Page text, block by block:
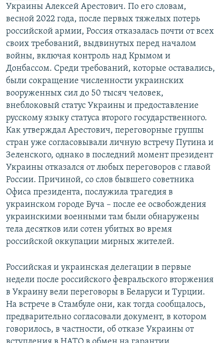
Украины Алексей Арестович. По его словам,
весной 2022 года, после первых тяжелых потерь
российской армии, Россия отказалась почти от всех
своих требований, выдвинутых перед началом
войны, включая контроль над Крымом и
Донбассом. Среди требований, которые оставались,
были сокращение численности украинских
вооруженных сил до 50 тысяч человек,
внеблоковый статус Украины и предоставление
русскому языку статуса второго государственного.
Как утверждал Арестович, переговорные группы
стран уже согласовывали личную встречу Путина и
Зеленского, однако в последний момент президент
Украины отказался от любых переговоров с главой
России. Причиной, со слов бывшего советника
Офиса президента, послужила трагедия в
украинском городе Буча – после ее освобождения
украинскими военными там были обнаружены
тела десятков или сотен убитых во время
российской оккупации мирных жителей.
Российская и украинская делегации в первые
недели после российского февральского вторжения
в Украину вели переговоры в Беларуси и Турции.
На встрече в Стамбуле они, как тогда сообщалось,
предварительно согласовали документ, в котором
говорилось, в частности, об отказе Украины от